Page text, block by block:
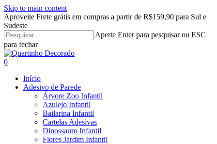
Skip to main content
Aproveite Frete grátis em compras a partir de R$159,90 para Sul e
Sudeste
Aperte Enter para pesquisar ou ESC
para fechar
Close
Search
search
account
0
Início
Adesivo de Parede
Árvore Zoo Infantil
Azulejo Infantil
Bailarina Infantil
Cartelas Adesivas
Dinossauro Infantil
Flores Jardim Infantil